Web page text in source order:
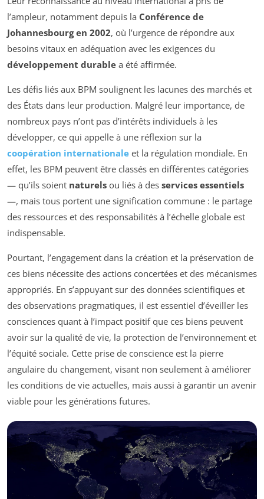
l’ampleur, notamment depuis la Conférence de
Johannesbourg en 2002, où l’urgence de répondre aux
besoins vitaux en adéquation avec les exigences du
développement durable a été affirmée.
Les défis liés aux BPM soulignent les lacunes des marchés et
des États dans leur production. Malgré leur importance, de
nombreux pays n’ont pas d’intérêts individuels à les
développer, ce qui appelle à une réflexion sur la
coopération internationale et la régulation mondiale. En
effet, les BPM peuvent être classés en différentes catégories
— qu’ils soient naturels ou liés à des services essentiels
—, mais tous portent une signification commune : le partage
des ressources et des responsabilités à l’échelle globale est
indispensable.
Pourtant, l’engagement dans la création et la préservation de
ces biens nécessite des actions concertées et des mécanismes
appropriés. En s’appuyant sur des données scientifiques et
des observations pragmatiques, il est essentiel d’éveiller les
consciences quant à l’impact positif que ces biens peuvent
avoir sur la qualité de vie, la protection de l’environnement et
l’équité sociale. Cette prise de conscience est la pierre
angulaire du changement, visant non seulement à améliorer
les conditions de vie actuelles, mais aussi à garantir un avenir
viable pour les générations futures.